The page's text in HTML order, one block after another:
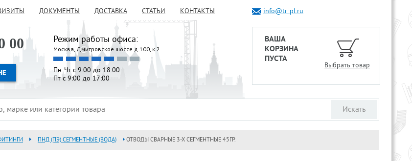
info@tr-pl.ru
ВАША
КОРЗИНА
ПУСТА
Выбрать товар
ДОКУМЕНТЫ ДОСТАВКА СТАТЬИ КОНТАКТЫ
00 Режим работы офиса:
Москва, Дмитровское шоссе д.100, к.2
Пн-Чт с 9:00 до 18:00
Пт с 9:00 до 17:00
ПНД (ПЭ) СЕГМЕНТНЫЕ (ВОДА) ОТВОДЫ СВАРНЫЕ 3-Х СЕГМЕНТНЫЕ 45ГР.